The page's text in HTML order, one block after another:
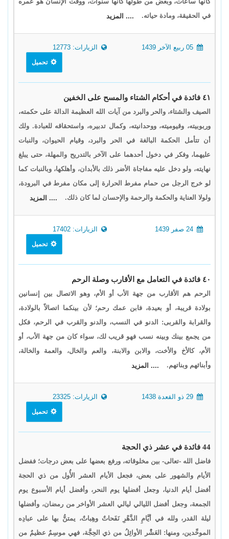
في الحقيقة، ومادة حياته.
.... المزيد
الزيارات: 12773
تحميل
٤١ فائدة في أحكام الشتاء والمسح على الخفين
الصيف والشتاء، والحر والبرد من آيات الله العظيمة الدالة على حكمته،
وربوبيته، وقيوميته، ووحدانيته، وكمال تدبيره، واستحقاقه للعبادة. ولك
أن تتأمل الحكمة البالغة في الحر والبرد، وقيام الحيوان، والنبات
عليهما، وفكر في دخول أحدهما على الآخر بالتدريح والمهلة، حتى يبلغ
نهايته، ولو دخل عليه مفاجاة الأضر ذلك بالأبدان، وأهلكها، وبالنبات كما
لو خرج الرجل من حمام مفرط الحرارة إلى مكان مفرط في البرودة،
ولولا العناية والحكمة والرحمة والإحسان لما كان ذلك.
.... المزيد
الزيارات: 17402
تحميل
٤٠ فائدة في التعامل مع الأقارب وصلة الرحم
الرحم هم الأقارب من جهة الأب أو الأم، وهو الاتصال بين إنسانين
بولادة قريبة، أو بعيدة، فابن عمك رحم؛ لأن بينكما اتصالاً بالولادة،
والقرابة والقربى: الدنو في النسب، والدنو والقرب في الرحم، فكل
من يجمع بينك وبينه نسب فهو قريب لك، سواء كان من جهة الأب، أو
الأم، كالأخ والأخت، والابن والابنة، والعم والخال، والعمة والخالة،
وأبنائهم وبناتهم.
.... المزيد
الزيارات: 23325
تحميل
44 فائدة في عشر ذي الحجة
فاضل الله -تعالى- بين مخلوقاته، ورفع بعضها على بعض درجات؛ ففضل
الأيام والشهور على بعض، فجعل الأيام العشر الأُول من ذي الحجة
أفضل أيام الدنيا، وجعل أفضلها يوم النحر، وأفضل أيام الأسبوع يوم
الجمعة، وجعل أفضل الليالي ليالي العشر الأواخر من رمضان، وأفضلها
ليلة القدر، ولله في أيَّامِ الدَّهْرِ نَفَحاتٌ وهِباتٌ، يمتنُّ بها على عبادِه
الموحِّدين، ومنها: العَشُْر الأوائِلُ من ذي الحِجَّة، فهي موسِمٌ عظيمٌ من